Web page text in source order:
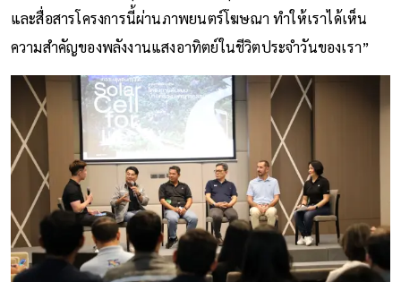
และสื่อสารโครงการนี้ผ่านภาพยนตร์โฆษณา ทำให้เราได้เห็น
ความสำคัญของพลังงานแสงอาทิตย์ในชีวิตประจำวันของเรา”